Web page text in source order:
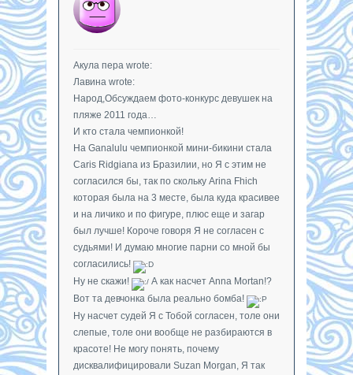
Акула пера wrote:
Лавина wrote:
Народ,Обсуждаем фото-конкурс девушек на
пляже 2011 года…
И кто стала чемпионкой!
На Ganalulu чемпионкой мини-бикини стала
Caris Ridgiana из Бразилии, но Я с этим не
согласился бы, так по скольку Arina Fhich
которая была на 3 месте, была куда красивее
и на личико и по фигуре, плюс еще и загар
был лучше! Короче говоря Я не согласен с
судьями! И думаю многие парни со мной бы
согласились!
Ну не скажи!
А как насчет Anna Mortan!?
Вот та девчонка была реально бомба!
Ну насчет судей Я с Тобой согласен, толе они
слепые, толе они вообще не разбираются в
красоте! Не могу понять, почему
дисквалифицировали Suzan Morgan, Я так